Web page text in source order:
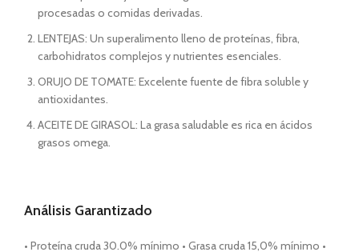
procesadas o comidas derivadas.
LENTEJAS: Un superalimento lleno de proteínas, fibra,
carbohidratos complejos y nutrientes esenciales.
ORUJO DE TOMATE: Excelente fuente de fibra soluble y
antioxidantes.
ACEITE DE GIRASOL: La grasa saludable es rica en ácidos
grasos omega.
Análisis Garantizado
• Proteína cruda 30.0% mínimo • Grasa cruda 15,0% mínimo •